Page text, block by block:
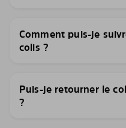
Comment puis-je
colis ?
Puis-je retourner le
?